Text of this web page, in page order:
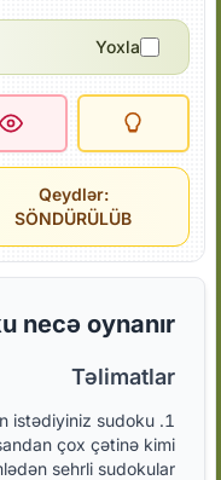
Yoxla
Qeydlər:
SÖNDÜRÜLÜB
necə oynanır?
Təlimatlar
istədiyiniz sudoku
çox çətinə kimi
sehrli sudokular.